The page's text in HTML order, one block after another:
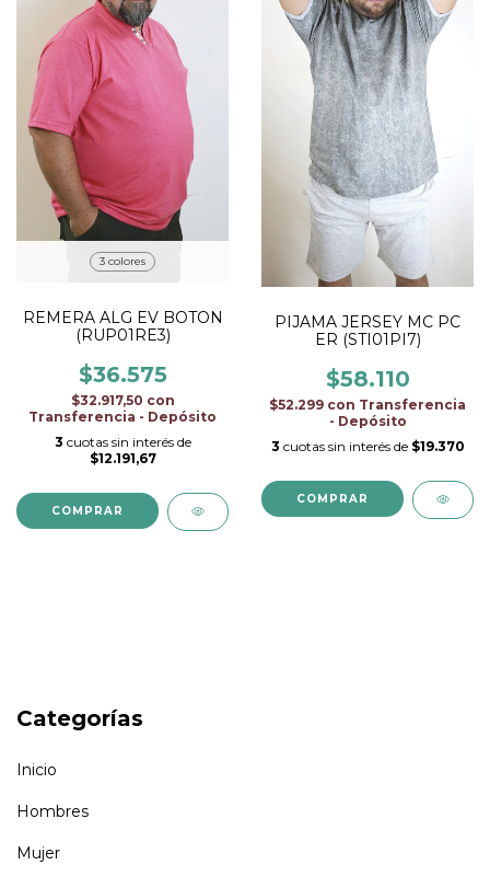
3 colores
REMERA ALG EV BOTON
(RUP01RE3)
$36.575
$32.917,50 con
Transferencia - Depósito
3 cuotas sin interés de
$12.191,67
COMPRAR
PIJAMA JERSEY MC PC
ER (STI01PI7)
$58.110
$52.299 con Transferencia
- Depósito
3 cuotas sin interés de $19.370
COMPRAR
Categorías
Inicio
Hombres
Mujer